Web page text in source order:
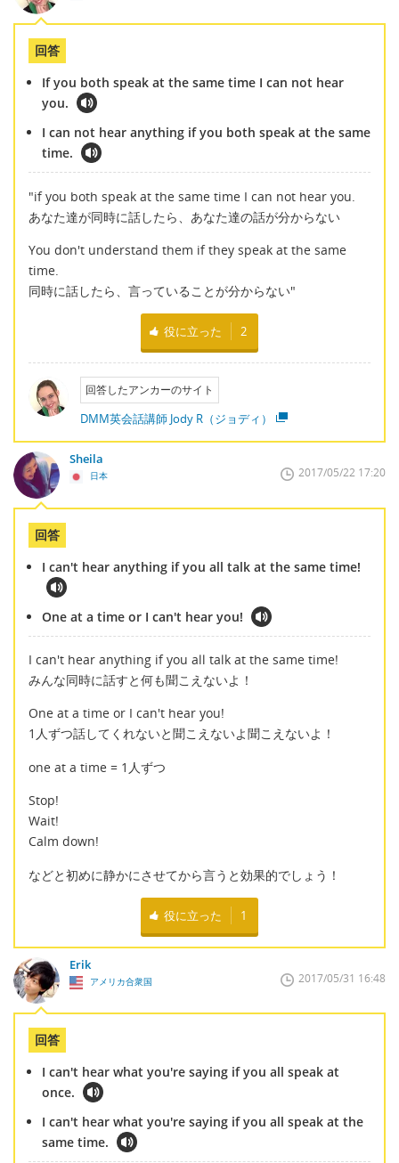
回答
If you both speak at the same time I can not hear
you.
I can not hear anything if you both speak at the same
time.
"if you both speak at the same time I can not hear you.
あなた達が同時に話したら、あなた達の話が分からない
You don't understand them if they speak at the same
time.
同時に話したら、言っていることが分からない"
役に立った 2
回答したアンカーのサイト
DMM英会話講師 Jody R（ジョディ）
Sheila
日本 2017/05/22 17:20
回答
I can't hear anything if you all talk at the same time!
One at a time or I can't hear you!
I can't hear anything if you all talk at the same time!
みんな同時に話すと何も聞こえないよ！
One at a time or I can't hear you!
1人ずつ話してくれないと聞こえないよ聞こえないよ！
one at a time = 1人ずつ
Stop!
Wait!
Calm down!
などと初めに静かにさせてから言うと効果的でしょう！
役に立った 1
Erik
アメリカ合衆国 2017/05/31 16:48
回答
I can't hear what you're saying if you all speak at
once.
I can't hear what you're saying if you all speak at the
same time.